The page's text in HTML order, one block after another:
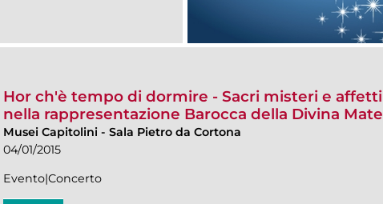
Hor ch'è tempo di dormire - Sacri misteri e
nella rappresentazione Barocca della Divina
Musei Capitolini - Sala Pietro da Cortona
04/01/2015
Evento|Concerto